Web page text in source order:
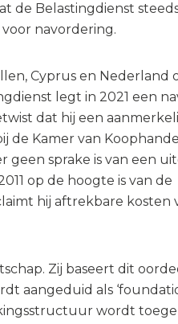
de Belastingdienst
navordering.
Cyprus en Nederland
legt in 2021 een
dat hij een
de Kamer van
sprake is van een
op de hoogte is van de
hij aftrekbare kosten
Zij baseert dit
aangeduid als
wordt